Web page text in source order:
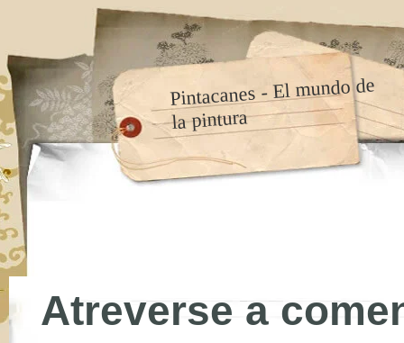
Pintacanes - El mundo de
la pintura
Atreverse a